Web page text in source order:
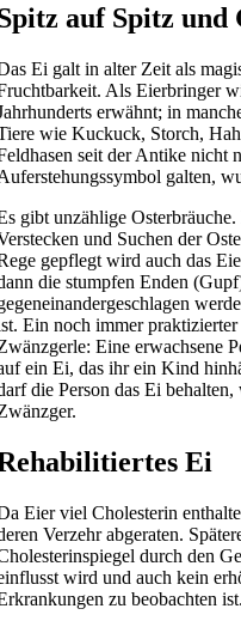
auf Spitz und
Ei galt in alter Zeit als
Als Eierbringer
erwähnt; in
wie Kuckuck, Storch,
seit der Antike nicht
galten,
gibt unzählige
und Suchen der
gepflegt wird auch das
die stumpfen Enden
Ein noch immer
Eine erwachsene
ein Ei, das ihr ein Kind
die Person das Ei
Ei
Eier viel Cholesterin
Verzehr abgeraten.
durch den
wird und auch kein
zu beobachten ist.